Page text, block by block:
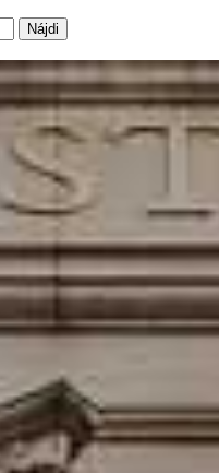
na
na burze. V našom blogu
mája 2026 Pridaj komentár
a ako ju
nástrojom
si, čo je trendová
mája 2026 Pridaj komentár